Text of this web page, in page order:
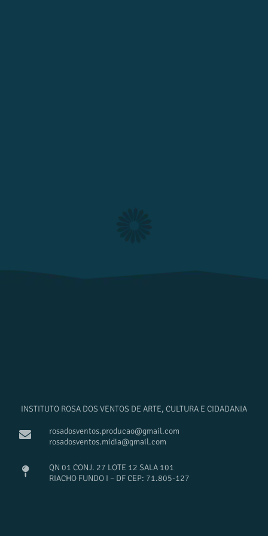
INSTITUTO ROSA DOS VENTOS DE ARTE, CULTURA E CIDADANIA
rosadosventos.producao@gmail.com
rosadosventos.midia@gmail.com
QN 01 CONJ. 27 LOTE 12 SALA 101
RIACHO FUNDO I – DF CEP: 71.805-127